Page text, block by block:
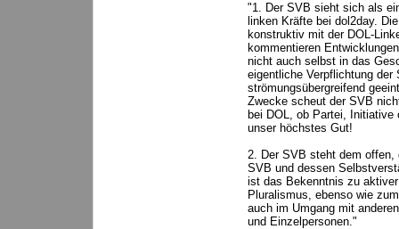
"1. Der SVB sieht sich als
linken Kräfte bei dol2day.
konstruktiv mit der DOL-
kommentieren
nicht auch selbst in das
eigentliche Verpflichtung
strömungsübergreifend
Zwecke scheut der SVB
bei DOL, ob Partei,
unser höchstes Gut!
2. Der SVB steht dem
SVB und dessen
ist das Bekenntnis zu
Pluralismus, ebenso wie
auch im Umgang mit
und Einzelpersonen."